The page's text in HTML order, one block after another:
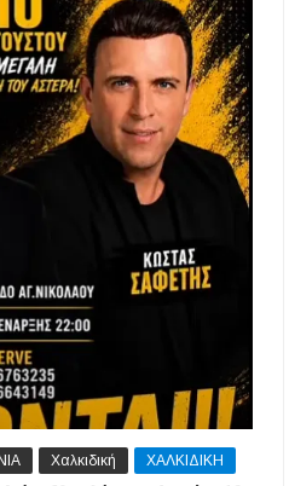
Χαλκιδική ΧΑΛΚΙΔΙΚΗ